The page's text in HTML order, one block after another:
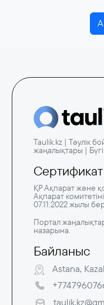
Taulik.kz | Тәулік
жаңалықтары |
Сертификат
ҚР Ақпарат және
Ақпарат
07.11.2022 жылы
Портал
назарына.
Байланыс
Astana,